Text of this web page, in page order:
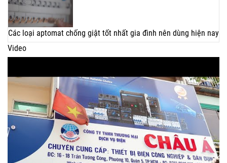
Các loại aptomat chống giật tốt nhất gia đình nên dùng hiện nay
Video